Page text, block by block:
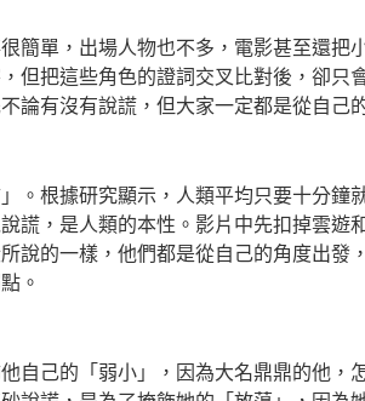
簡單，出場人物也不多，電影甚至還
但把這些角色的證詞交叉比對後，卻
論有沒有說謊，但大家一定都是從自
」。根據研究顯示，人類平均只要十分
謊，是人類的本性。影片中先扣掉雲
說的一樣，他們都是從自己的角度出
。
自己的「弱小」，因為大名鼎鼎的他